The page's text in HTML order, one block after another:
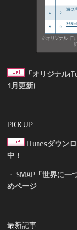
「オリジナル
1月更新)
PICK UP
iTunesダウン
中！
・ SMAP「世界に一
めページ
最新記事